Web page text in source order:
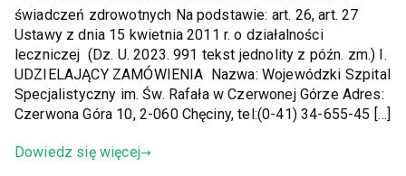
świadczeń zdrowotnych Na podstawie: art. 26, art. 27
Ustawy z dnia 15 kwietnia 2011 r. o działalności
leczniczej (Dz. U. 2023. 991 tekst jednolity z późn. zm.) I.
UDZIELAJĄCY ZAMÓWIENIA Nazwa: Wojewódzki Szpital
Specjalistyczny im. Św. Rafała w Czerwonej Górze Adres:
Czerwona Góra 10, 2-060 Chęciny, tel:(0-41) 34-655-45 […]
Dowiedz się więcej